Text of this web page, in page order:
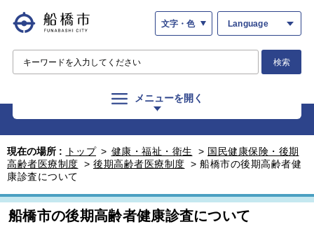
文字・色 Language
検索
メニューを開く
現在の場所 : トップ > 健康・福祉・衛生 > 国民健康保険・後期
高齢者医療制度 > 後期高齢者医療制度 > 船橋市の後期高齢者健
康診査について
船橋市の後期高齢者健康診査について